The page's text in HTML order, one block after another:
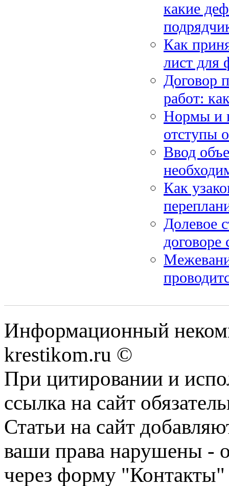
какие
Как
лист для
Договор
работ:
Нормы и
отступы
Ввод
Как
Долевое
договоре
Информационный
krestikom.ru ©
При цитировании и
ссылка на сайт
Статьи на сайт
ваши права нарушены -
через форму "Контакты"